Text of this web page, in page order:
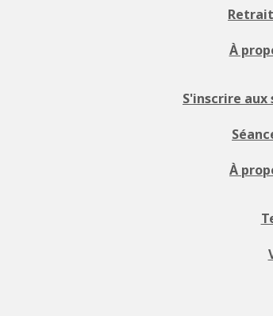
À
S'inscrire
À